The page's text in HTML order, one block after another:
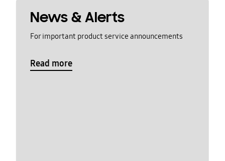
News & Alerts
For important product service announcements
Read more